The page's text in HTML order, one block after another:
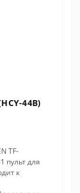
44B)
TF-
пульт для
к